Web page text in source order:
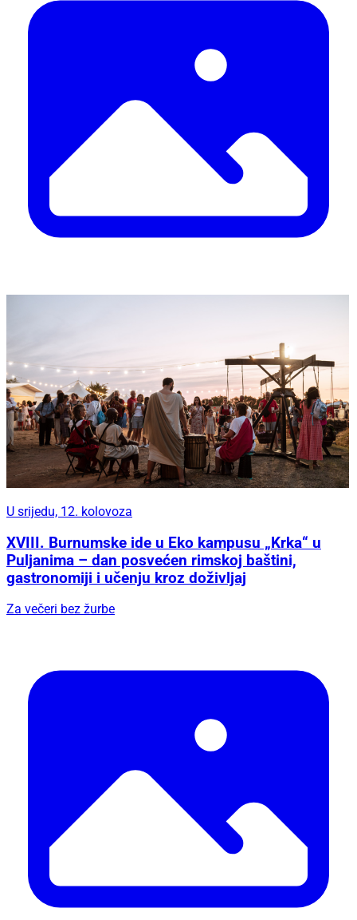
U srijedu, 12. kolovoza
XVIII. Burnumske ide u Eko kampusu „Krka“ u
Puljanima – dan posvećen rimskoj baštini,
gastronomiji i učenju kroz doživljaj
Za večeri bez žurbe